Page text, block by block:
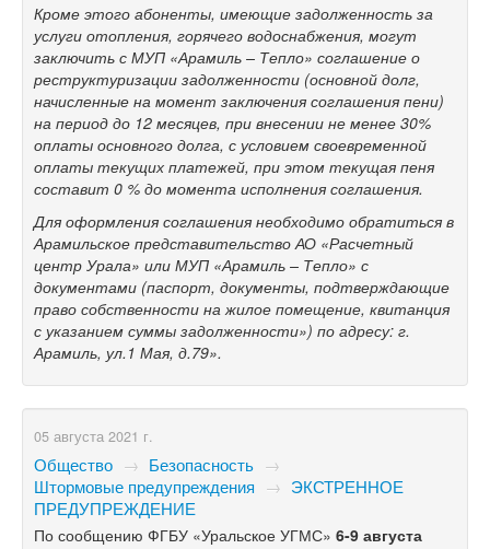
Кроме этого абоненты, имеющие задолженность за
услуги отопления, горячего водоснабжения, могут
заключить с МУП «Арамиль – Тепло» соглашение о
реструктуризации задолженности (основной долг,
начисленные на момент заключения соглашения пени)
на период до 12 месяцев, при внесении не менее 30%
оплаты основного долга, с условием своевременной
оплаты текущих платежей, при этом текущая пеня
составит 0 % до момента исполнения соглашения.
Для оформления соглашения необходимо обратиться в
Арамильское представительство АО «Расчетный
центр Урала» или МУП «Арамиль – Тепло» с
документами (паспорт, документы, подтверждающие
право собственности на жилое помещение, квитанция
с указанием суммы задолженности») по адресу: г.
Арамиль, ул.1 Мая, д.79».
05 августа 2021 г.
Общество → Безопасность →
Штормовые предупреждения → ЭКСТРЕННОЕ
ПРЕДУПРЕЖДЕНИЕ
По сообщению ФГБУ «Уральское УГМС» 6-9 августа